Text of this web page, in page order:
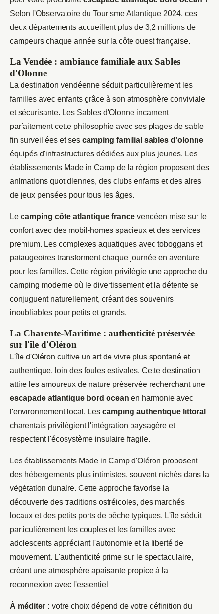
Selon l'Observatoire du Tourisme Atlantique 2024, ces
deux départements accueillent plus de 3,2 millions de
campeurs chaque année sur la côte ouest française.
La Vendée : ambiance familiale aux Sables
d'Olonne
La destination vendéenne séduit particulièrement les
familles avec enfants grâce à son atmosphère conviviale
et sécurisante. Les Sables d'Olonne incarnent
parfaitement cette philosophie avec ses plages de sable
fin surveillées et ses camping familial sables d'olonne
équipés d'infrastructures dédiées aux plus jeunes. Les
établissements Made in Camp de la région proposent des
animations quotidiennes, des clubs enfants et des aires
de jeux pensées pour tous les âges.
Le camping côte atlantique france vendéen mise sur le
confort avec des mobil-homes spacieux et des services
premium. Les complexes aquatiques avec toboggans et
pataugeoires transforment chaque journée en aventure
pour les familles. Cette région privilégie une approche du
camping moderne où le divertissement et la détente se
conjuguent naturellement, créant des souvenirs
inoubliables pour petits et grands.
La Charente-Maritime : authenticité préservée
sur l'île d'Oléron
L'île d'Oléron cultive un art de vivre plus spontané et
authentique, loin des foules estivales. Cette destination
attire les amoureux de nature préservée recherchant une
escapade atlantique bord ocean en harmonie avec
l'environnement local. Les camping authentique littoral
charentais privilégient l'intégration paysagère et
respectent l'écosystème insulaire fragile.
Les établissements Made in Camp d'Oléron proposent
des hébergements plus intimistes, souvent nichés dans la
végétation dunaire. Cette approche favorise la
découverte des traditions ostréicoles, des marchés
locaux et des petits ports de pêche typiques. L'île séduit
particulièrement les couples et les familles avec
adolescents appréciant l'autonomie et la liberté de
mouvement. L'authenticité prime sur le spectaculaire,
créant une atmosphère apaisante propice à la
reconnexion avec l'essentiel.
À méditer : votre choix dépend de votre définition du